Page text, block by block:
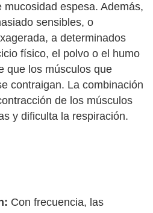
espesa. Además,
sensibles, o
a determinados
físico, el polvo o el humo
que los músculos que
contraigan. La combinación
de los músculos
y dificulta la respiración.
Con frecuencia, las